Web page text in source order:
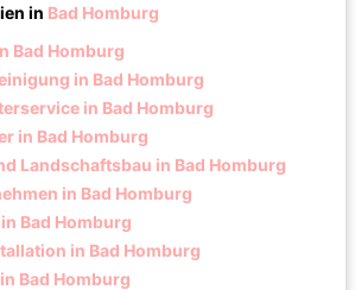
in Bad Homburg
Bad Homburg
in Bad Homburg
in Bad Homburg
in Bad Homburg
Landschaftsbau in Bad Homburg
in Bad Homburg
Bad Homburg
in Bad Homburg
Bad Homburg